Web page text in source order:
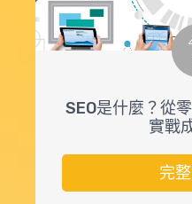
SEO是什麼？從
實戰
完